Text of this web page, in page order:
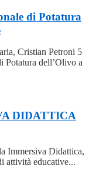
di Potatura
Cristian Petroni 5
Potatura dell’Olivo a
DIDATTICA
Immersiva Didattica,
attività educative...